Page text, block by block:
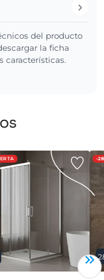
del producto
la ficha
características.
-